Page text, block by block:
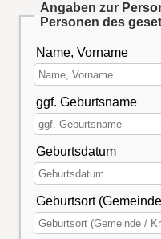
Angaben zur
Personen des
Name, Vorname
ggf. Geburtsname
Geburtsdatum
Geburtsort